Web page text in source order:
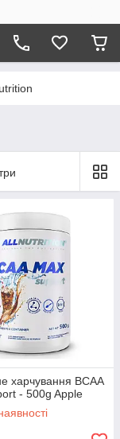
харчування BCAA
- 500g Apple